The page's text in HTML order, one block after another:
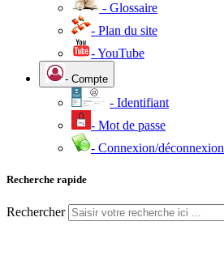
- Glossaire
- Plan du site
- YouTube
- Compte
- Identifiant
- Mot de passe
- Connexion/déconnexion
Recherche rapide
Rechercher